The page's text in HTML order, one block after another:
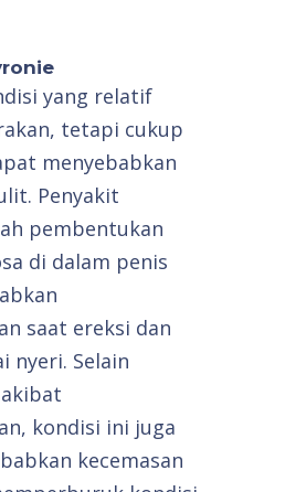
yang relatif
tetapi cukup
menyebabkan
Penyakit
pembentukan
di dalam penis
saat ereksi dan
nyeri. Selain
kondisi ini juga
kecemasan